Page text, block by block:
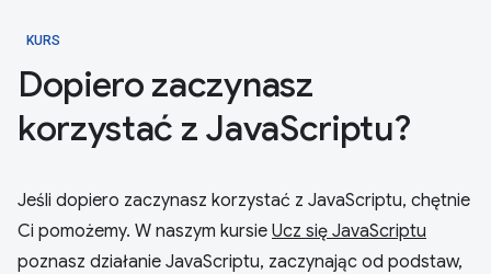
KURS
Dopiero zaczynasz
korzystać z JavaScriptu?
Jeśli dopiero zaczynasz korzystać z JavaScriptu, chętnie
Ci pomożemy. W naszym kursie Ucz się JavaScriptu
poznasz działanie JavaScriptu, zaczynając od podstaw,